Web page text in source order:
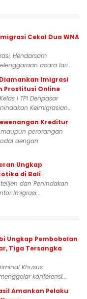
Cekal Dua WNA
Hendarsam
acara lari...
Imigrasi
Prostitusi Online
I TPI Denpasar
Keimigrasian...
Kreditur
perorangan
dengan
Ungkap
di Bali
dan Penindakan
Imigrasi...
Ungkap Pembobolan
Tiga Tersangka
Khusus
konferensi...
Amankan Pelaku